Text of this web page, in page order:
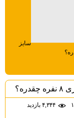
سایز
۴,۳۴۴ بازديد